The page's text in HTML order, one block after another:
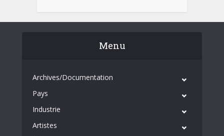
Menu
Archives/Documentation
Pays
Industrie
Artistes